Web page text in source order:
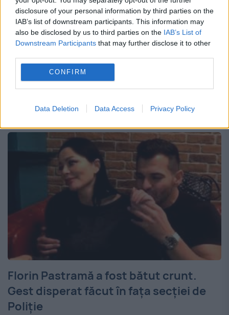
disclosure of your personal information by third parties on the
IAB’s list of downstream participants. This information may
also be disclosed by us to third parties on the IAB’s List of
Downstream Participants that may further disclose it to other
CONFIRM
Data Deletion Data Access Privacy Policy
9 OCTOMBRIE 2019
Bărbații acuzați că l-ar fi bătut pe Florin
cu fostul soț al Brigittei Sfăt. Bărbații
acuzați că l-ar fi bătut cu târnăcopul pe
Florin Pastramă,...
Florin Pastramă a fost bătut crunt.
Gest disperat făcut în fața secției de
Poliție